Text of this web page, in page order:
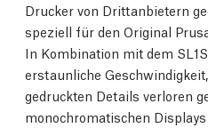
Drucker von Drittanbietern
speziell für den Original
In Kombination mit dem
erstaunliche
gedruckten Details verloren
monochromatischen